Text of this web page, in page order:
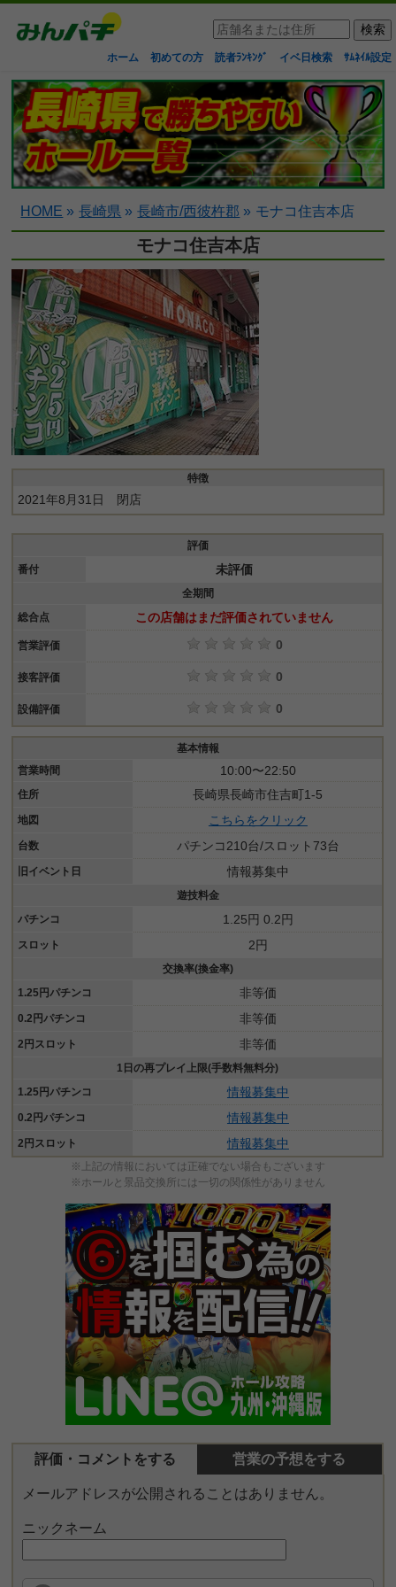
ホーム 初めての方 読者ﾗﾝｷﾝｸﾞ イベ日検索 ｻﾑﾈｲﾙ設定
HOME » 長崎県 » 長崎市/西彼杵郡 » モナコ住吉本店
モナコ住吉本店
特徴
2021年8月31日 閉店
評価
番付
未評価
全期間
総合点
この店舗はまだ評価されていません
営業評価 0
接客評価 0
設備評価 0
基本情報
営業時間
10:00〜22:50
住所 長崎県長崎市住吉町1-5
地図 こちらをクリック
台数 パチンコ210台/スロット73台
旧イベント日 情報募集中
遊技料金
パチンコ
1.25円 0.2円
スロット 2円
交換率(換金率)
1.25円パチンコ
非等価
0.2円パチンコ 非等価
2円スロット 非等価
1日の再プレイ上限(手数料無料分)
1.25円パチンコ
情報募集中
0.2円パチンコ 情報募集中
2円スロット 情報募集中
※上記の情報においては正確でない場合もございます
※ホールと景品交換所には一切の関係性がありません
評価・コメントをする 営業の予想をする
メールアドレスが公開されることはありません。
ニックネーム